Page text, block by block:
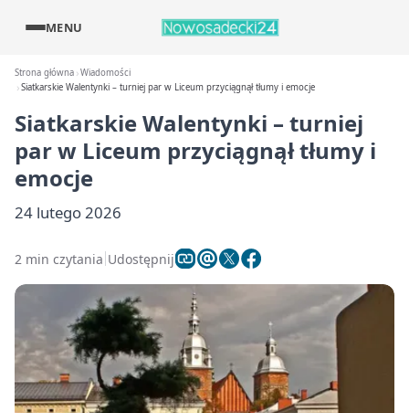
MENU
Strona główna Wiadomości
Siatkarskie Walentynki – turniej par w Liceum przyciągnął tłumy i emocje
Siatkarskie Walentynki – turniej
par w Liceum przyciągnął tłumy i
emocje
24 lutego 2026
2 min czytania Udostępnij